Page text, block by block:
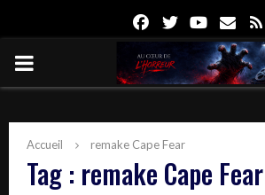
FacebookTwitterYoutube
Email
PRIMARY
Accueil remake Cape Fear
Tag : remake Cape Fear